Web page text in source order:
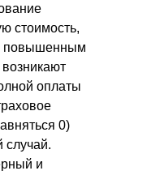
стоимость,
повышенным
оплаты
0)
случай.
и